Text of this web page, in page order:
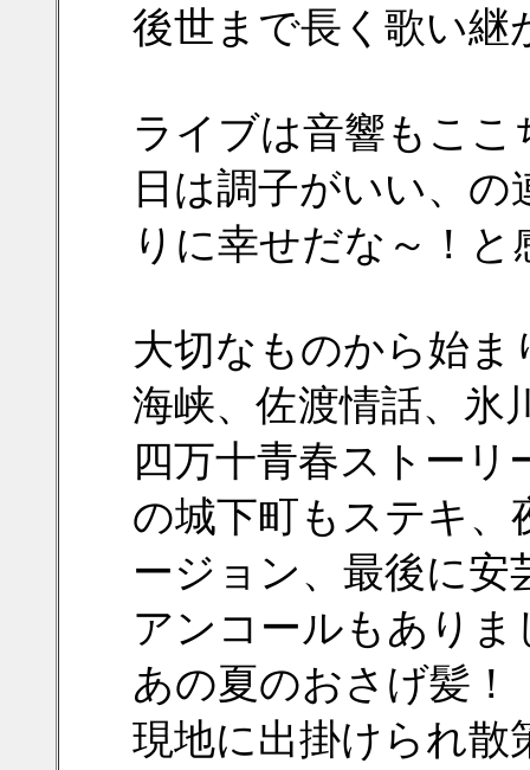
後世まで長く歌い継
ライブは音響もこ
日は調子がいい、
りに幸せだな～！
大切なものから始ま
海峡、佐渡情話、氷
四万十青春ストー
の城下町もステキ、
ージョン、最後に安
アンコールもありま
あの夏のおさげ髪！
現地に出掛けられ散